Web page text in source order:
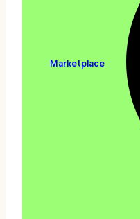
Marketplace